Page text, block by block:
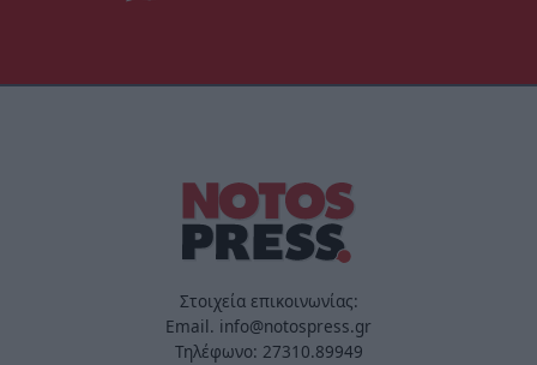
Στοιχεία επικοινωνίας:
Email. info@notospress.gr
Τηλέφωνο: 27310.89949